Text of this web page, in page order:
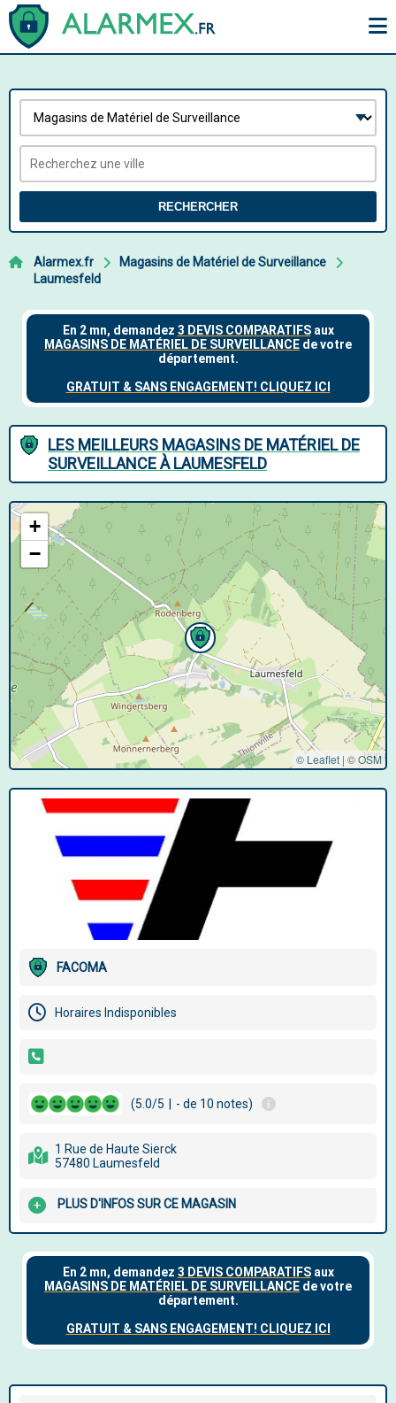
RECHERCHER
Alarmex.fr
Magasins de Matériel de Surveillance
Laumesfeld
LES MEILLEURS MAGASINS DE MATÉRIEL DE
SURVEILLANCE À LAUMESFELD
+
−
© Leaflet | ©OSM
FACOMA
Horaires Indisponibles
(5.0/5 - de 10 notes)
1 Rue de Haute Sierck
57480 Laumesfeld
PLUS D'INFOS SUR CE MAGASIN